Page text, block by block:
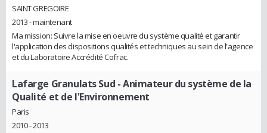
SAINT GREGOIRE
2013 - maintenant
Ma mission: Suivre la mise en oeuvre du système qualité et garantir
l'application des dispositions qualités et techniques au sein de l'agence
et du Laboratoire Accrédité Cofrac.
Lafarge Granulats Sud - Animateur du système de la
Qualité et de l'Environnement
Paris
2010 - 2013